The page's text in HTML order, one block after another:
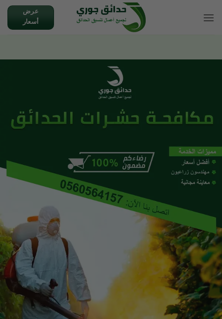
للمحتوى
عرض
أسعار